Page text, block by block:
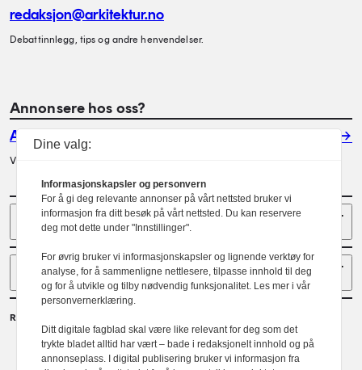
redaksjon@arkitektur.no
Debattinnlegg, tips og andre henvendelser.
Annonsere hos oss?
Annonser
Vil du annonsere i Arkitektur? Les mer her.
Sider
Følg oss
Redaktør
Gaute Brochmann
Dine valg:
Informasjonskapsler og personvern
For å gi deg relevante annonser på vårt nettsted bruker vi
informasjon fra ditt besøk på vårt nettsted. Du kan reservere
deg mot dette under "Innstillinger".
For øvrig bruker vi informasjonskapsler og lignende verktøy for
analyse, for å sammenligne nettlesere, tilpasse innhold til deg
og for å utvikle og tilby nødvendig funksjonalitet. Les mer i vår
personvernerklæring.
Ditt digitale fagblad skal være like relevant for deg som det
trykte bladet alltid har vært – bade i redaksjonelt innhold og på
annonseplass. I digital publisering bruker vi informasjon fra